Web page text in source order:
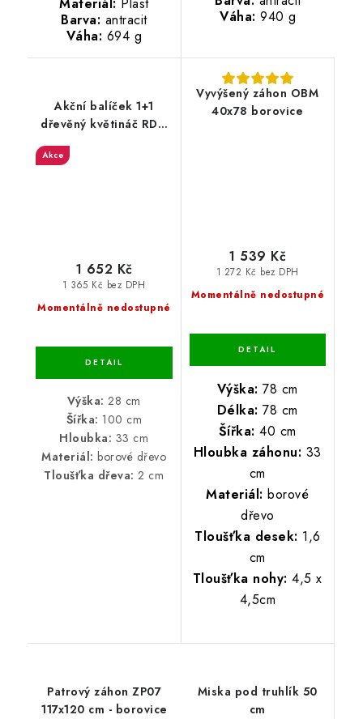
Barva: antracit
Váha: 694 g
Váha: 940 g
Akční balíček 1+1
dřevěný květináč RDF-
Akce
Momentálně nedostupné
1 365 Kč bez DPH
1 652 Kč
Výška: 28 cm
Šířka: 100 cm
Hloubka: 33 cm
Materiál: borové dřevo
Tloušťka dřeva: 2 cm
Vyvýšený záhon OBM
40x78 borovice
Momentálně nedostupné
1 272 Kč bez DPH
1 539 Kč
Výška: 78 cm
Délka: 78 cm
Šířka: 40 cm
Hloubka záhonu: 33
cm
Materiál: borové
dřevo
Tloušťka desek: 1,6
cm
Tloušťka nohy: 4,5 x
4,5cm
Patrový záhon ZP07
117x120 cm - borovice
Miska pod truhlík 50
cm